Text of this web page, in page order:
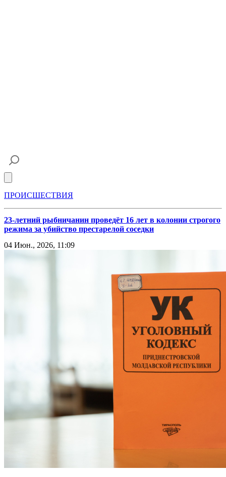
ПРОИСШЕСТВИЯ
23-летний рыбничанин проведёт 16 лет в колонии строгого
режима за убийство престарелой соседки
04 Июн., 2026, 11:09